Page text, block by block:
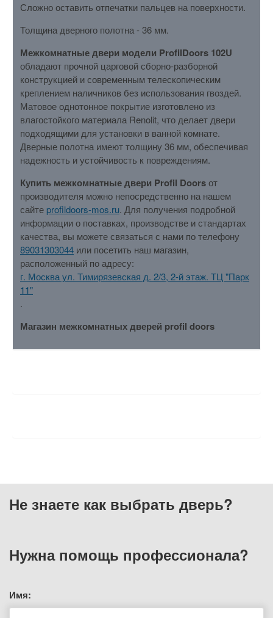
Сложно оставить отпечатки пальцев на поверхности.
Толщина дверного полотна - 36 мм.
Межкомнатные двери модели ProfilDoors 102U
обладают прочной царговой сборно-разборной
конструкцией и современным телескопическим
креплением наличников без использования гвоздей.
Матовое однотонное покрытие изготовлено из
влагостойкого материала Renolit, что делает двери
подходящими для установки в ванной комнате.
Дверные полотна имеют толщину 36 мм, обеспечивая
надежность и устойчивость к повреждениям.
Купить межкомнатные двери Profil Doorsот
производителя можно непосредственно на нашем
сайте profildoors-mos.ru. Для получения подробной
информации о поставках, производстве и стандартах
качества, вы можете связаться с нами по телефону
89031303044 или посетить наш магазин,
расположенный по адресу:
г. Москва ул. Тимирязевская д. 2/3, 2-й этаж. ТЦ "Парк
11"
.
Магазин межкомнатных дверей profil doors
Не знаете как выбрать дверь?
Нужна помощь профессионала?
Имя: